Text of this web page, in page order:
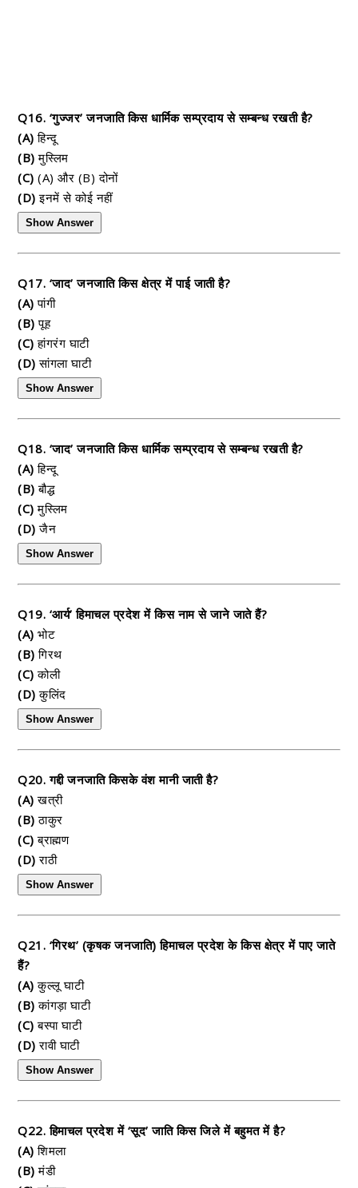
Q16. ‘गुज्जर’ जनजाति किस धार्मिक सम्प्रदाय से सम्बन्ध रखती है?
(A) हिन्दू
(B) मुस्लिम
(C) (A) और (B) दोनों
(D) इनमें से कोई नहीं
Show Answer
Q17. ‘जाद’ जनजाति किस क्षेत्र में पाई जाती है?
(A) पांगी
(B) पूह
(C) हांगरंग घाटी
(D) सांगला घाटी
Show Answer
Q18. ‘जाद’ जनजाति किस धार्मिक सम्प्रदाय से सम्बन्ध रखती है?
(A) हिन्दू
(B) बौद्ध
(C) मुस्लिम
(D) जैन
Show Answer
Q19. ‘आर्य’ हिमाचल प्रदेश में किस नाम से जाने जाते हैं?
(A) भोट
(B) गिरथ
(C) कोली
(D) कुलिंद
Show Answer
Q20. गद्दी जनजाति किसके वंश मानी जाती है?
(A) खत्री
(B) ठाकुर
(C) ब्राह्मण
(D) राठी
Show Answer
Q21. ‘गिरथ’ (कृषक जनजाति) हिमाचल प्रदेश के किस क्षेत्र में पाए जाते
हैं?
(A) कुल्लू घाटी
(B) कांगड़ा घाटी
(C) बस्पा घाटी
(D) रावी घाटी
Show Answer
Q22. हिमाचल प्रदेश में ‘सूद’ जाति किस जिले में बहुमत में है?
(A) शिमला
(B) मंडी